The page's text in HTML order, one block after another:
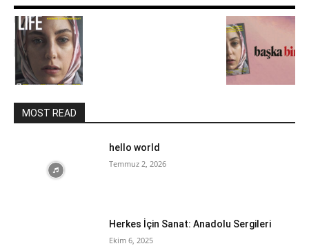
MOST READ
hello world
Temmuz 2, 2026
Herkes İçin Sanat: Anadolu Sergileri
Ekim 6, 2025